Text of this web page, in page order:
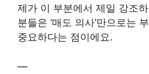
제가 이 부분에서 제일 강조
분들은 ‘매도 의사’만으로는
중요하다는 점이에요.
—